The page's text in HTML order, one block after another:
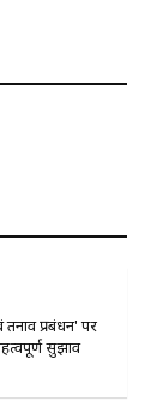
प्रबंधन' पर
सुझाव